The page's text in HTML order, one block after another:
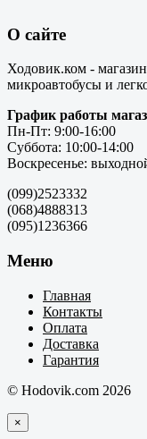
О сайте
Ходовик.ком - магазин
микроавтобусы и
График работы
Пн-Пт: 9:00-16:00
Суббота: 10:00-14:00
Воскресенье:
(099)2523332
(068)4888313
(095)1236366
Меню
Главная
Контакты
Оплата
Доставка
Гарантия
© Hodovik.com 2026
×